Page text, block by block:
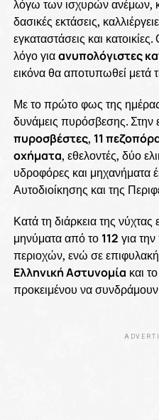
λόγω των ισχυρών ανέμων,
δασικές εκτάσεις,
εγκαταστάσεις και
λόγο γιαανυπολόγιστες
εικόνα θα αποτυπωθεί μετά
Με το πρώτο φως της
δυνάμεις πυρόσβεσης. Στην
πυροσβέστες, 11
οχήματα, εθελοντές, δύο
υδροφόρες και μηχανήματα
Αυτοδιοίκησης και της
Κατά τη διάρκεια της
μηνύματα από το 112 για
περιοχών, ενώ σε επιφυλακή
Ελληνική Αστυνομία και το
προκειμένου να